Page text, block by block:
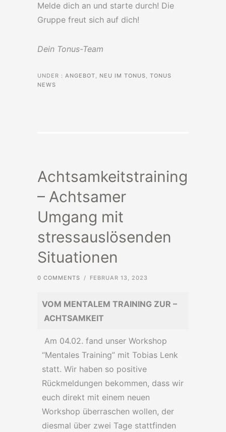
Melde dich an und starte durch! Die
Gruppe freut sich auf dich!
Dein Tonus-Team
UNDER : ANGEBOT, NEU IM TONUS, TONUS
NEWS
Achtsamkeitstraining
– Achtsamer
Umgang mit
stressauslösenden
Situationen
0 COMMENTS / FEBRUAR 13, 2023
VOM MENTALEM TRAINING ZUR –
ACHTSAMKEIT
Am 04.02. fand unser Workshop
“Mentales Training” mit Tobias Lenk
statt. Wir haben so positive
Rückmeldungen bekommen, dass wir
euch direkt mit einem neuen
Workshop überraschen wollen, der
diesmal über zwei Tage stattfinden